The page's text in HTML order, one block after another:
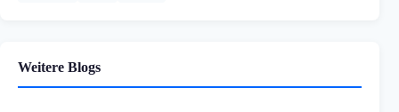
Weitere Blogs